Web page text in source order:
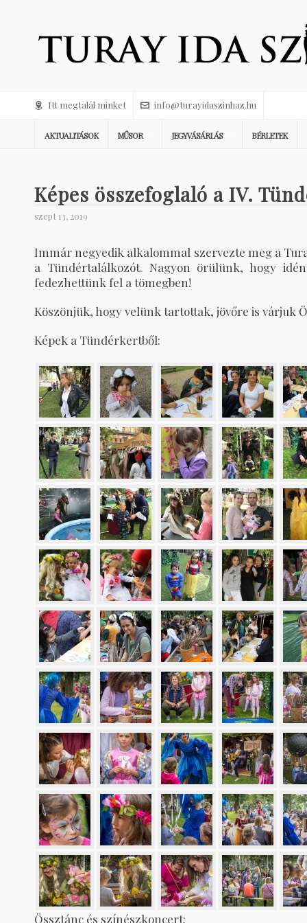
Itt megtalál minket info@turayidaszinhaz.hu
AKTUALITÁSOK MŰSOR JEGYVÁSÁRLÁS BÉRLETEK
Képes összefoglaló a IV.
szept 13, 2019
Immár negyedik alkalommal szervezte meg a
a Tündértalálkozót. Nagyon örülünk, hogy
fedezhettünk fel a tömegben!
Köszönjük, hogy velünk tartottak, jövőre is várjuk
Képek a Tündérkertből:
Össztánc és színészkoncert: